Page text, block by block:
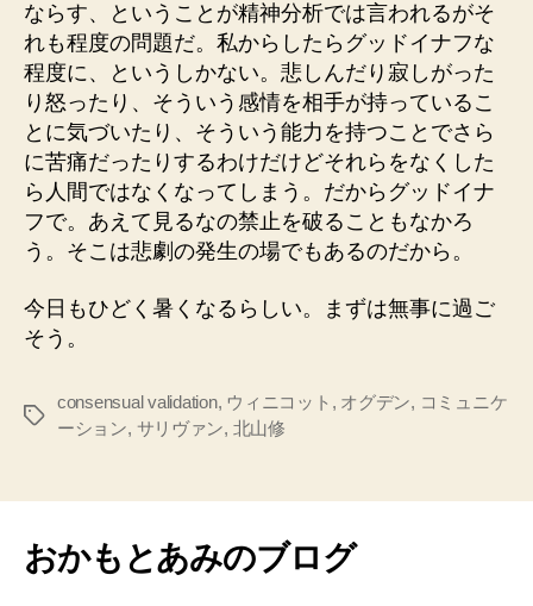
ならす、ということが精神分析では言われるがそ
れも程度の問題だ。私からしたらグッドイナフな
程度に、というしかない。悲しんだり寂しがった
り怒ったり、そういう感情を相手が持っているこ
とに気づいたり、そういう能力を持つことでさら
に苦痛だったりするわけだけどそれらをなくした
ら人間ではなくなってしまう。だからグッドイナ
フで。あえて見るなの禁止を破ることもなかろ
う。そこは悲劇の発生の場でもあるのだから。
今日もひどく暑くなるらしい。まずは無事に過ご
そう。
タ
consensual validation, ウィニコット , オグデン, コミュニケ
ーション, サリヴァン, 北山修
おかもとあみのブログ